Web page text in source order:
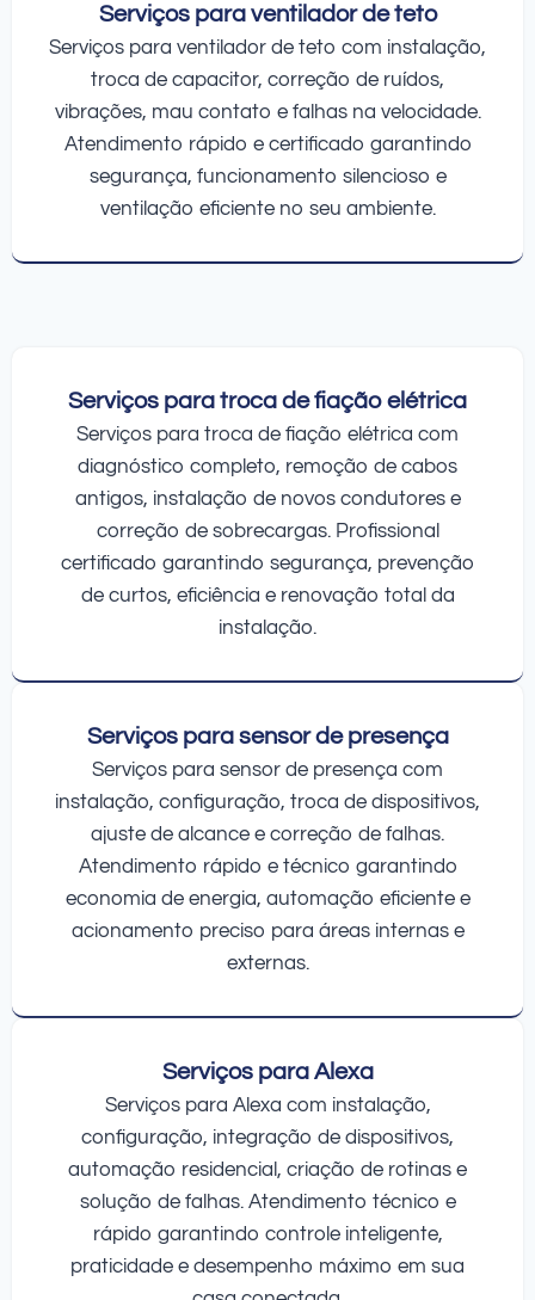
Serviços para ventilador de teto
Serviços para ventilador de teto com instalação,
troca de capacitor, correção de ruídos,
vibrações, mau contato e falhas na velocidade.
Atendimento rápido e certificado garantindo
segurança, funcionamento silencioso e
ventilação eficiente no seu ambiente.
Serviços para troca de fiação elétrica
Serviços para troca de fiação elétrica com
diagnóstico completo, remoção de cabos
antigos, instalação de novos condutores e
correção de sobrecargas. Profissional
certificado garantindo segurança, prevenção
de curtos, eficiência e renovação total da
instalação.
Serviços para sensor de presença
Serviços para sensor de presença com
instalação, configuração, troca de dispositivos,
ajuste de alcance e correção de falhas.
Atendimento rápido e técnico garantindo
economia de energia, automação eficiente e
acionamento preciso para áreas internas e
externas.
Serviços para Alexa
Serviços para Alexa com instalação,
configuração, integração de dispositivos,
automação residencial, criação de rotinas e
solução de falhas. Atendimento técnico e
rápido garantindo controle inteligente,
praticidade e desempenho máximo em sua